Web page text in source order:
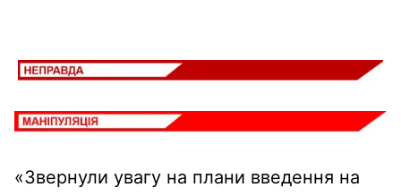
«Звернули увагу на плани введення на